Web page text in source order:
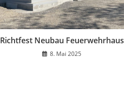
Richtfest Neubau Feuerwehrhaus
8. Mai 2025